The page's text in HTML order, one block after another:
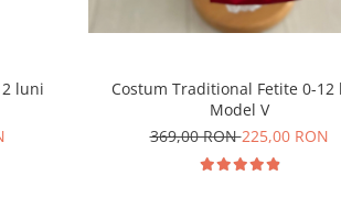
luni
Costum Traditional Fetite 0-12
Model V
369,00 RON225,00 RON